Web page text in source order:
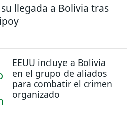
llegada a Bolivia tras
EEUU incluye a Bolivia
en el grupo de aliados
para combatir el crimen
organizado